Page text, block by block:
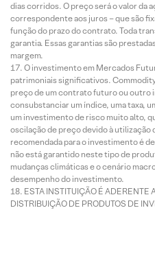
dias corridos. O preço será o valor da
correspondente aos juros – que são
função do prazo do contrato. Toda
garantia. Essas garantias são
margem.
O investimento em Mercados
patrimoniais significativos.
preço de um contrato futuro ou
consubstanciar um índice, uma taxa,
um investimento de risco muito alto,
oscilação de preço devido à utilização
recomendada para o investimento é
não está garantido neste tipo de
mudanças climáticas e o cenário
desempenho do investimento.
ESTA INSTITUIÇÃO É ADERENTE
DISTRIBUIÇÃO DE PRODUTOS DE